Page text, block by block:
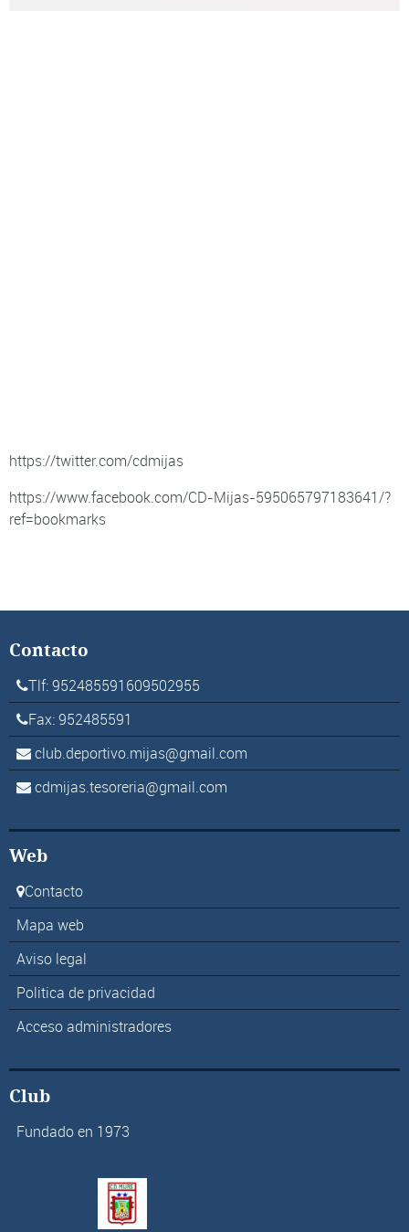
https://twitter.com/cdmijas
https://www.facebook.com/CD-Mijas-595065797183641/?
ref=bookmarks
Contacto
Tlf: 952485591609502955
Fax: 952485591
club.deportivo.mijas@gmail.com
cdmijas.tesoreria@gmail.com
Web
Contacto
Mapa web
Aviso legal
Politica de privacidad
Acceso administradores
Club
Fundado en 1973